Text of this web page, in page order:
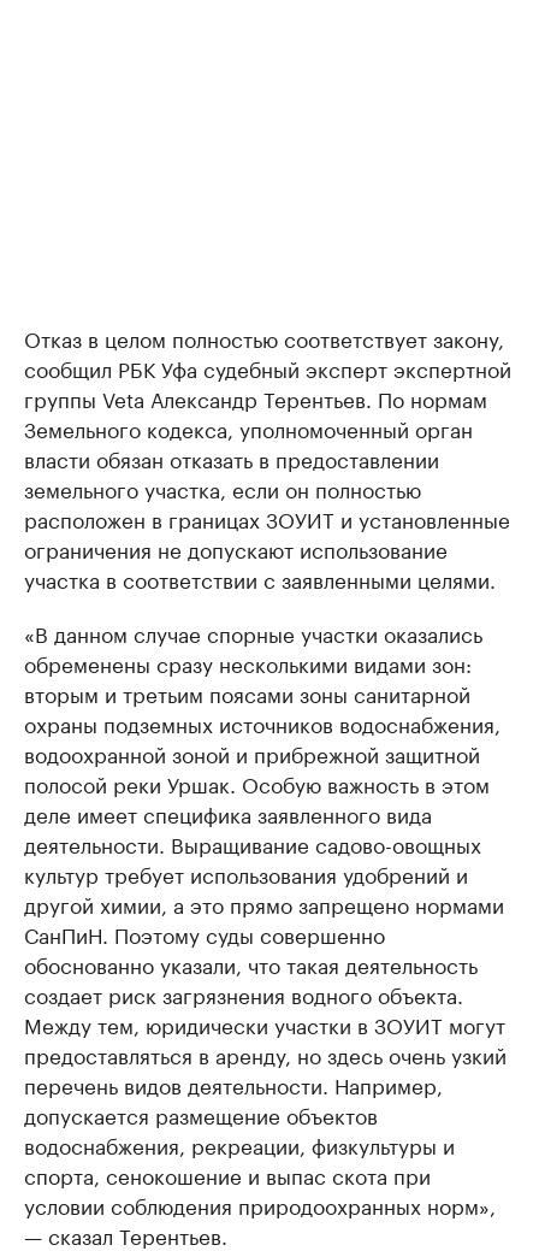
Отказ в целом полностью соответствует закону,
сообщил РБК Уфа судебный эксперт экспертной
группы Veta Александр Терентьев. По нормам
Земельного кодекса, уполномоченный орган
власти обязан отказать в предоставлении
земельного участка, если он полностью
расположен в границах ЗОУИТ и установленные
ограничения не допускают использование
участка в соответствии с заявленными целями.
«В данном случае спорные участки оказались
обременены сразу несколькими видами зон:
вторым и третьим поясами зоны санитарной
охраны подземных источников водоснабжения,
водоохранной зоной и прибрежной защитной
полосой реки Уршак. Особую важность в этом
деле имеет специфика заявленного вида
деятельности. Выращивание садово-овощных
культур требует использования удобрений и
другой химии, а это прямо запрещено нормами
СанПиН. Поэтому суды совершенно
обоснованно указали, что такая деятельность
создает риск загрязнения водного объекта.
Между тем, юридически участки в ЗОУИТ могут
предоставляться в аренду, но здесь очень узкий
перечень видов деятельности. Например,
допускается размещение объектов
водоснабжения, рекреации, физкультуры и
спорта, сенокошение и выпас скота при
условии соблюдения природоохранных норм»,
— сказал Терентьев.